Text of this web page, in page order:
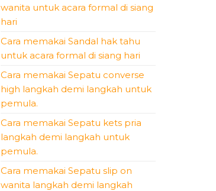
wanita untuk acara formal di siang
hari
Cara memakai Sandal hak tahu
untuk acara formal di siang hari
Cara memakai Sepatu converse
high langkah demi langkah untuk
pemula.
Cara memakai Sepatu kets pria
langkah demi langkah untuk
pemula.
Cara memakai Sepatu slip on
wanita langkah demi langkah